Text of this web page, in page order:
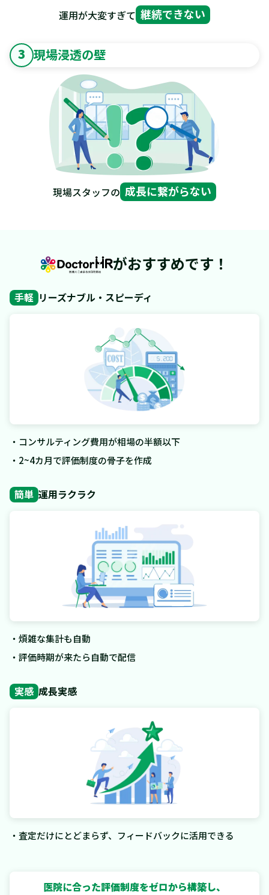
運用が大変すぎて 継続できない
3 現場浸透の壁
現場スタッフの 成長に繋がらない
がおすすめです！
手軽 リーズナブル・スピーディ
・コンサルティング費用が相場の半額以下
・2~4カ月で評価制度の骨子を作成
簡単 運用ラクラク
・煩雑な集計も自動
・評価時期が来たら自動で配信
実感 成長実感
・査定だけにとどまらず、フィードバックに活用できる
医院に合った評価制度をゼロから構築し、